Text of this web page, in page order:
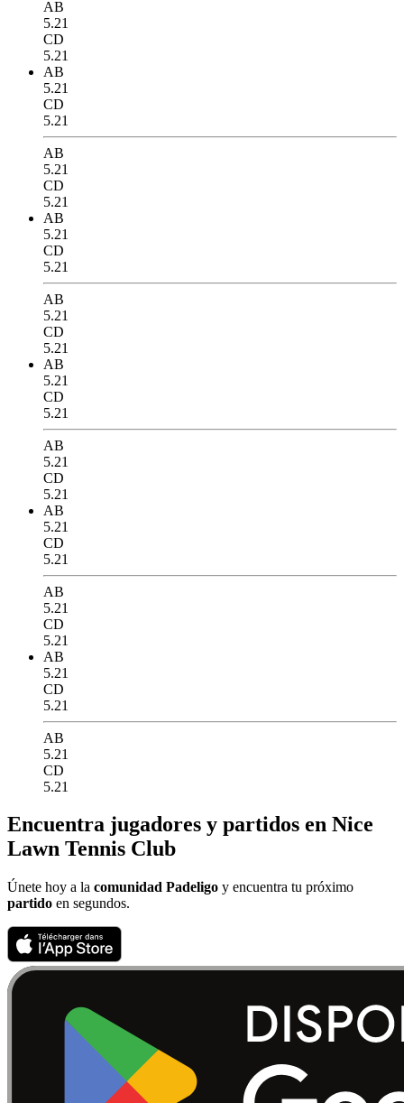
AB
5.21
CD
5.21
AB
5.21
CD
5.21
AB
5.21
CD
5.21
AB
5.21
CD
5.21
AB
5.21
CD
5.21
AB
5.21
CD
5.21
AB
5.21
CD
5.21
AB
5.21
CD
5.21
AB
5.21
CD
5.21
AB
5.21
CD
5.21
AB
5.21
CD
5.21
Encuentra jugadores y partidos en Nice
Lawn Tennis Club
Únete hoy a la comunidad Padeligo y encuentra tu próximo
partido en segundos.